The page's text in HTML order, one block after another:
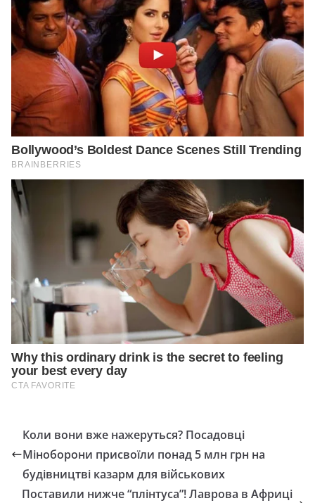
Коли вони вже нажеруться? Посадовці
Міноборони присвоїли понад 5 млн грн на
будівництві казарм для військових
Поставили нижче “плінтуса”! Лавpова в Афpиці